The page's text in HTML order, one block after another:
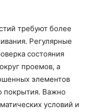
требуют более
Регулярные
состояния
проемов, а
элементов
покрытия. Важно
условий и